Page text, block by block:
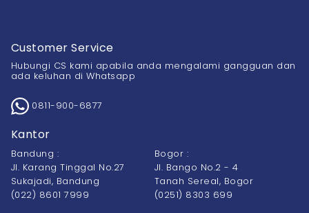
Customer Service
Hubungi CS kami apabila anda mengalami gangguan dan
ada keluhan di Whatsapp
0811-900-6877
Kantor
Bandung :
Jl. Karang Tinggal No.27
Sukajadi, Bandung
(022) 8601 7999
Bogor :
Jl. Bango No.2 - 4
Tanah Sereal, Bogor
(0251) 8303 699